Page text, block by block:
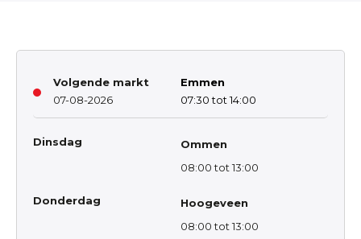
Volgende markt
07-08-2026
Emmen
07:30 tot 14:00
Dinsdag
Ommen
08:00 tot 13:00
Donderdag
Hoogeveen
08:00 tot 13:00